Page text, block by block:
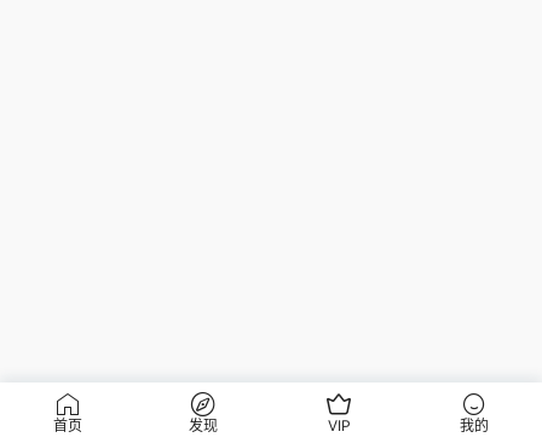
首页 发现 VIP 我的